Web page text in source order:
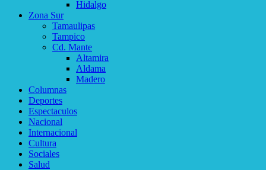
Hidalgo
Zona Sur
Tamaulipas
Tampico
Cd. Mante
Altamira
Aldama
Madero
Columnas
Deportes
Espectaculos
Nacional
Internacional
Cultura
Sociales
Salud